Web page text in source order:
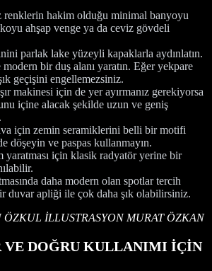
renklerin hakim olduğu minimal banyoyu
ahşap venge ya da ceviz gövdeli
parlak lake yüzeyli kapaklarla aydınlatın.
bir duş alanı yaratın. Eğer yekpare
geçişini engellemezsiniz.
makinesi için de yer ayırmanız gerekiyorsa
içine alacak şekilde uzun ve geniş
için zemin seramiklerini belli bir motifi
döşeyin ve paspas kullanmayın.
yaratması için klasik radyatör yerine bir
daha modern olan spotlar tercih
duvar apliği ile çok daha şık olabilirsiniz.
ÖZKUL İLLUSTRASYON MURAT ÖZKAN
VE DOĞRU KULLANIMI İÇİN